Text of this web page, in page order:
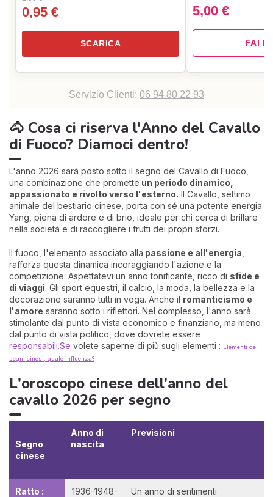
0,95 €
SCARICA
5,00 €
FAI IL
Servizio Clienti: 06 94 80 22 93
🐴 Cosa ci riserva l'Anno del Cavallo
di Fuoco? Diamoci dentro!
L'anno 2026 sarà posto sotto il segno del Cavallo di Fuoco,
una combinazione che promette un periodo dinamico,
appassionato e rivolto verso l'esterno. Il Cavallo, settimo
animale del bestiario cinese, porta con sé una potente energia
Yang, piena di ardore e di brio, ideale per chi cerca di brillare
nella società e di raccogliere i frutti dei propri sforzi.
Il fuoco, l'elemento associato alla passione e all'energia
rafforza questa dinamica incoraggiando l'azione e la
competizione. Aspettatevi un anno tonificante, ricco di sfide e
di viaggi. Gli sport equestri, il calcio, la moda, la bellezza e la
decorazione saranno tutti in voga. Anche il romanticismo e
l'amore saranno sotto i riflettori. Nel complesso, l'anno sarà
stimolante dal punto di vista economico e finanziario, ma meno
dal punto di vista politico, dove dovrete essere
responsabili.Se volete saperne di più sugli elementi : Elementi dei
segni cinesi, quale influenza?
L'oroscopo cinese dell'anno del
cavallo 2026 per segno
Segno
cinese
Anno di
nascita
Previsioni
Ratto :
1936-1948-
Un anno di sentimenti